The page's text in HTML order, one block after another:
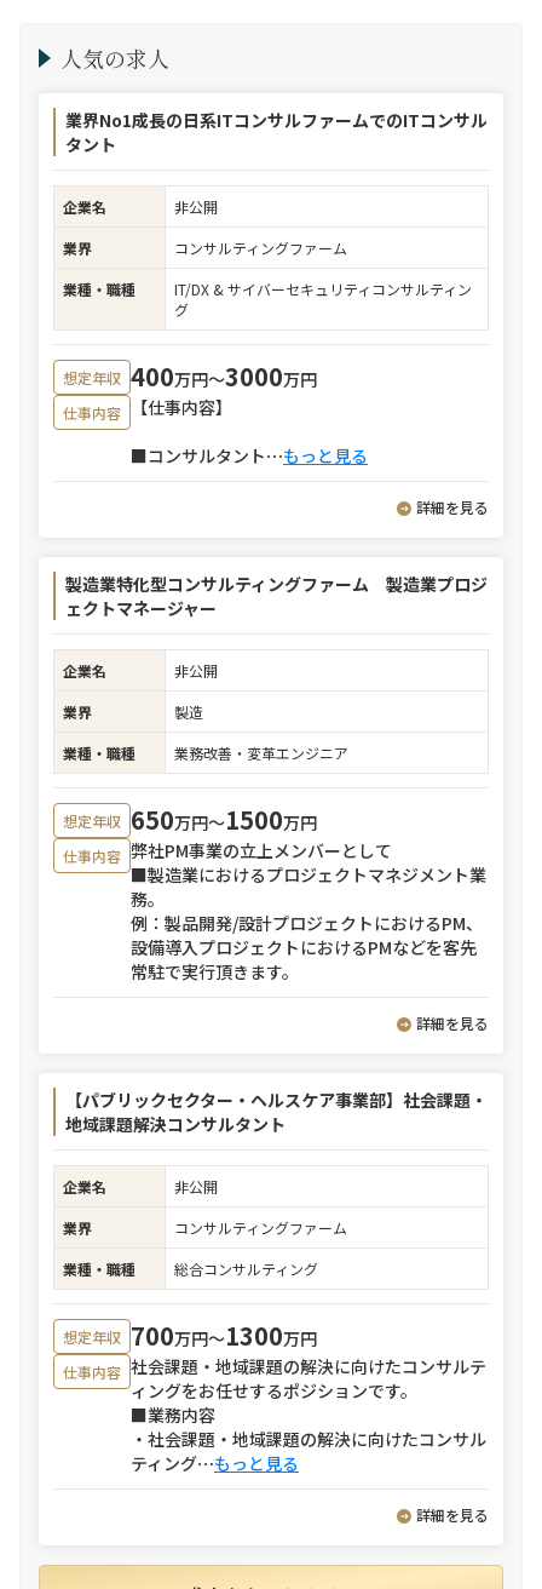
人気の求人
業界No1成長の日系ITコンサルファームでのITコンサル
タント
企業名
非公開
業界
コンサルティングファーム
業種・職種
IT/DX & サイバーセキュリティコンサルティン
グ
想定年収 400万円〜3000万円
仕事内容
【仕事内容】
■コンサルタント⋯もっと見る
詳細を見る
製造業特化型コンサルティングファーム 製造業プロジ
ェクトマネージャー
企業名
非公開
業界
製造
業種・職種
業務改善・変革エンジニア
想定年収 650万円〜1500万円
仕事内容 弊社PM事業の立上メンバーとして
■製造業におけるプロジェクトマネジメント業
務。
例：製品開発/設計プロジェクトにおけるPM、
設備導入プロジェクトにおけるPMなどを客先
常駐で実行頂きます。
詳細を見る
【パブリックセクター・ヘルスケア事業部】社会課題・
地域課題解決コンサルタント
企業名
非公開
業界
コンサルティングファーム
業種・職種
総合コンサルティング
想定年収 700万円〜1300万円
仕事内容 社会課題・地域課題の解決に向けたコンサルテ
ィングをお任せするポジションです。
■業務内容
・社会課題・地域課題の解決に向けたコンサル
ティング⋯もっと見る
詳細を見る